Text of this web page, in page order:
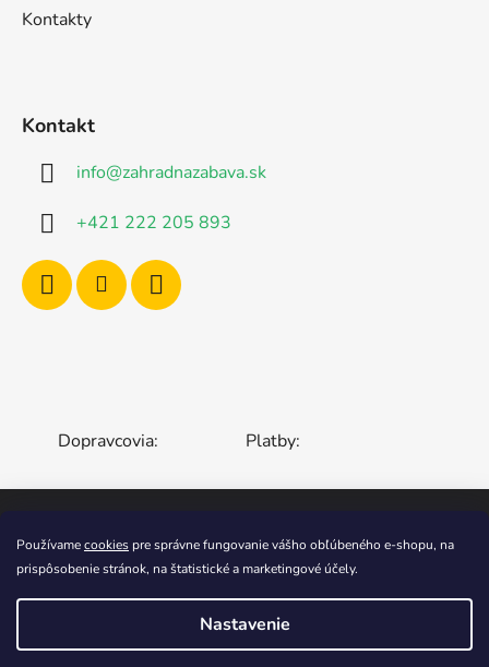
Používamecookies pre správne fungovanie vášho obľúbeného e-shopu, na
prispôsobenie stránok, na štatistické a marketingové účely.
Nastavenie
Kontakty
Kontakt
info@zahradnazabava.sk
+421 222 205 893
Dopravcovia: Platby:
ČESKÁ REPUBLIKA
SLOVENSKO
MAĎARSKO
RUMUNSKO
EURÓPSKA ÚNIA